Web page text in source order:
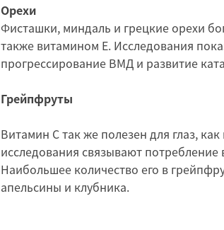
Орехи
Фисташки, миндаль и грецкие орехи
также витамином Е. Исследования
прогрессирование ВМД и развитие
Грейпфруты
Витамин С так же полезен для глаз,
исследования связывают потребление
Наибольшее количество его в
апельсины и клубника.